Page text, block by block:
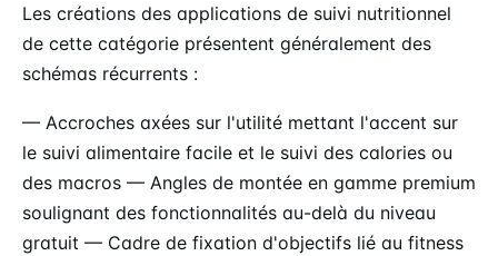
Les créations des applications de suivi nutritionnel
de cette catégorie présentent généralement des
schémas récurrents :
— Accroches axées sur l'utilité mettant l'accent sur
le suivi alimentaire facile et le suivi des calories ou
des macros — Angles de montée en gamme premium
soulignant des fonctionnalités au-delà du niveau
gratuit — Cadre de fixation d'objectifs lié au fitness